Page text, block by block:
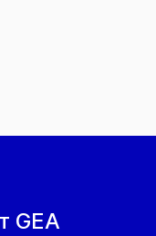
GEA